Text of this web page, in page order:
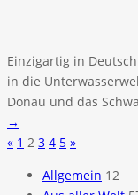
Einzigartig in
in die
Donau und das
→
« 1 2 3 4 5 »
Allgemein 12